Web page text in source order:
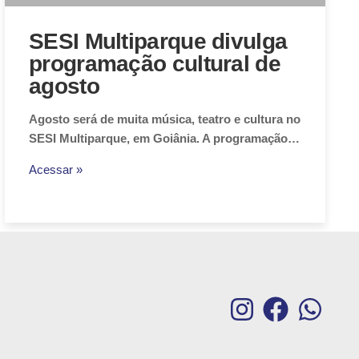
SESI Multiparque divulga
programação cultural de
agosto
Agosto será de muita música, teatro e cultura no
SESI Multiparque, em Goiânia. A programação…
Acessar »